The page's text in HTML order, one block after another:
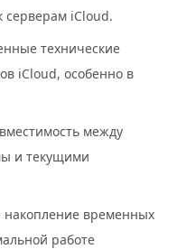
серверам iCloud.
технические
iCloud, особенно в
между
и текущими
накопление временных
работе